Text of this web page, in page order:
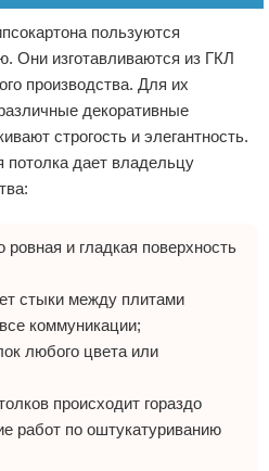
пользуются
Они изготавливаются из ГКЛ
производства. Для их
декоративные
строгость и элегантность.
потолка дает владельцу
ровная и гладкая поверхность
стыки между плитами
коммуникации;
любого цвета или
происходит гораздо
работ по оштукатуриванию